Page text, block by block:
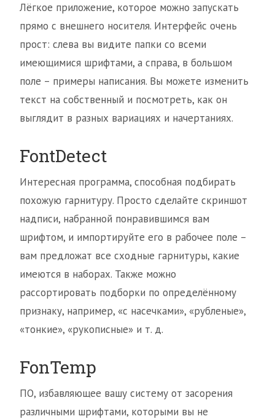
Лёгкое приложение, которое можно запускать
прямо с внешнего носителя. Интерфейс очень
прост: слева вы видите папки со всеми
имеющимися шрифтами, а справа, в большом
поле – примеры написания. Вы можете изменить
текст на собственный и посмотреть, как он
выглядит в разных вариациях и начертаниях.
FontDetect
Интересная программа, способная подбирать
похожую гарнитуру. Просто сделайте скриншот
надписи, набранной понравившимся вам
шрифтом, и импортируйте его в рабочее поле –
вам предложат все сходные гарнитуры, какие
имеются в наборах. Также можно
рассортировать подборки по определённому
признаку, например, «с насечками», «рубленые»,
«тонкие», «рукописные» и т. д.
FonTemp
ПО, избавляющее вашу систему от засорения
различными шрифтами, которыми вы не